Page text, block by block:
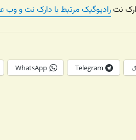
نترادیوگیک مرتبط با دارک نت و
Telegram
WhatsApp